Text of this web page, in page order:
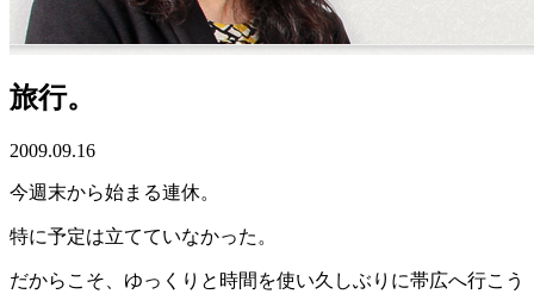
旅行。
2009.09.16
今週末から始まる連休。
特に予定は立てていなかった。
だからこそ、ゆっくりと時間を使い久しぶりに帯広へ行こう